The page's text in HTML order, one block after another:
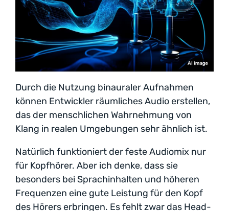
Durch die Nutzung binauraler Aufnahmen
können Entwickler räumliches Audio erstellen,
das der menschlichen Wahrnehmung von
Klang in realen Umgebungen sehr ähnlich ist.
Natürlich funktioniert der feste Audiomix nur
für Kopfhörer. Aber ich denke, dass sie
besonders bei Sprachinhalten und höheren
Frequenzen eine gute Leistung für den Kopf
des Hörers erbringen. Es fehlt zwar das Head-